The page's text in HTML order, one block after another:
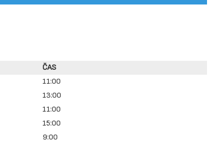
ČAS
11:00
13:00
11:00
15:00
9:00